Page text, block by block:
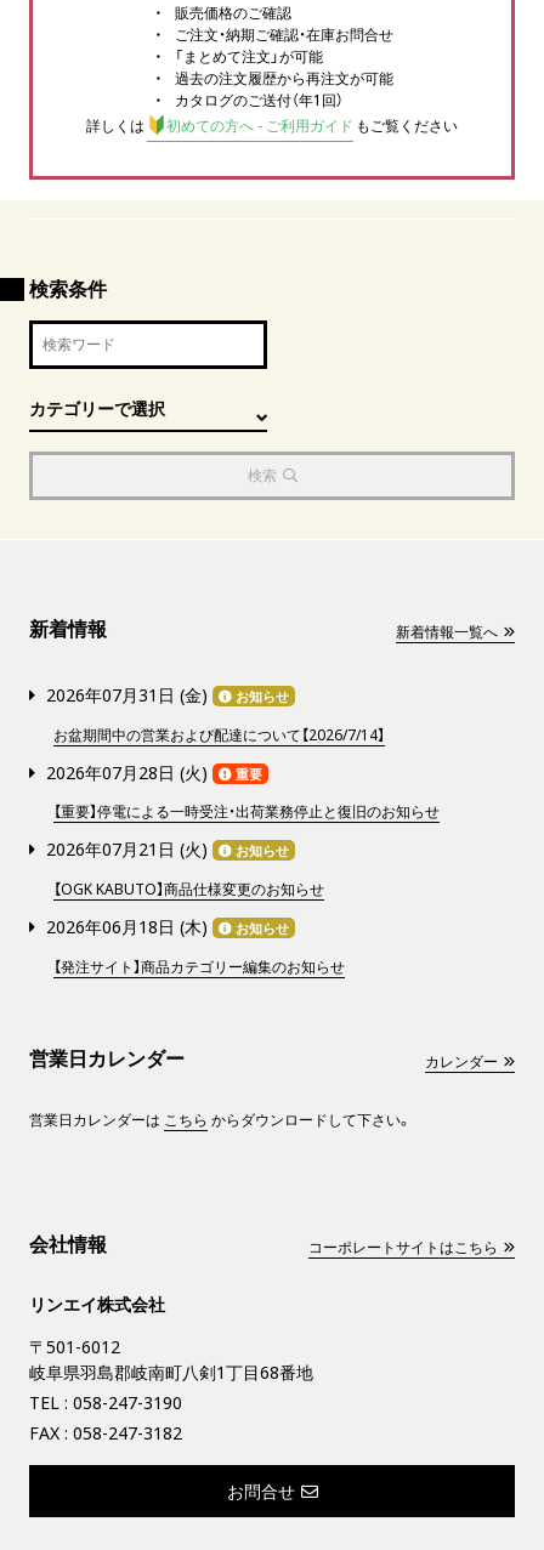
販売価格のご確認
ご注文・納期ご確認・在庫お問合せ
「まとめて注文」が可能
過去の注文履歴から再注文が可能
カタログのご送付（年1回）
詳しくは
初めての方へ - ご利用ガイド もご覧ください
検索条件
検索
新着情報 新着情報一覧へ
2026年07月31日 (金) お知らせ
お盆期間中の営業および配達について【2026/7/14】
2026年07月28日 (火) 重要
【重要】停電による一時受注・出荷業務停止と復旧のお知らせ
2026年07月21日 (火) お知らせ
【OGK KABUTO】商品仕様変更のお知らせ
2026年06月18日 (木) お知らせ
【発注サイト】商品カテゴリー編集のお知らせ
営業日カレンダー カレンダー
営業日カレンダーは こちら からダウンロードして下さい。
会社情報 コーポレートサイトはこちら
リンエイ株式会社
〒501-6012
岐阜県羽島郡岐南町八剣1丁目68番地
TEL : 058-247-3190
FAX : 058-247-3182
お問合せ